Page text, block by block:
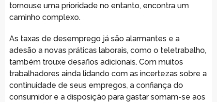
tornouse uma prioridade no entanto, encontra um
caminho complexo.
As taxas de desemprego já são alarmantes e a
adesão a novas práticas laborais, como o teletrabalho,
também trouxe desafios adicionais. Com muitos
trabalhadores ainda lidando com as incertezas sobre a
continuidade de seus empregos, a confiança do
consumidor e a disposição para gastar somam-se aos